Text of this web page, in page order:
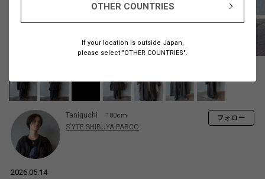
OTHER COUNTRIES
If your location is outside Japan,
please select "OTHER COUNTRIES".
Taniguchi 180cm
S'YTE SHIBUYA PARCO
フォロー
2026.05.14